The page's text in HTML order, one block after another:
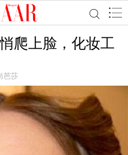
爬上脸，化妆工
芭莎